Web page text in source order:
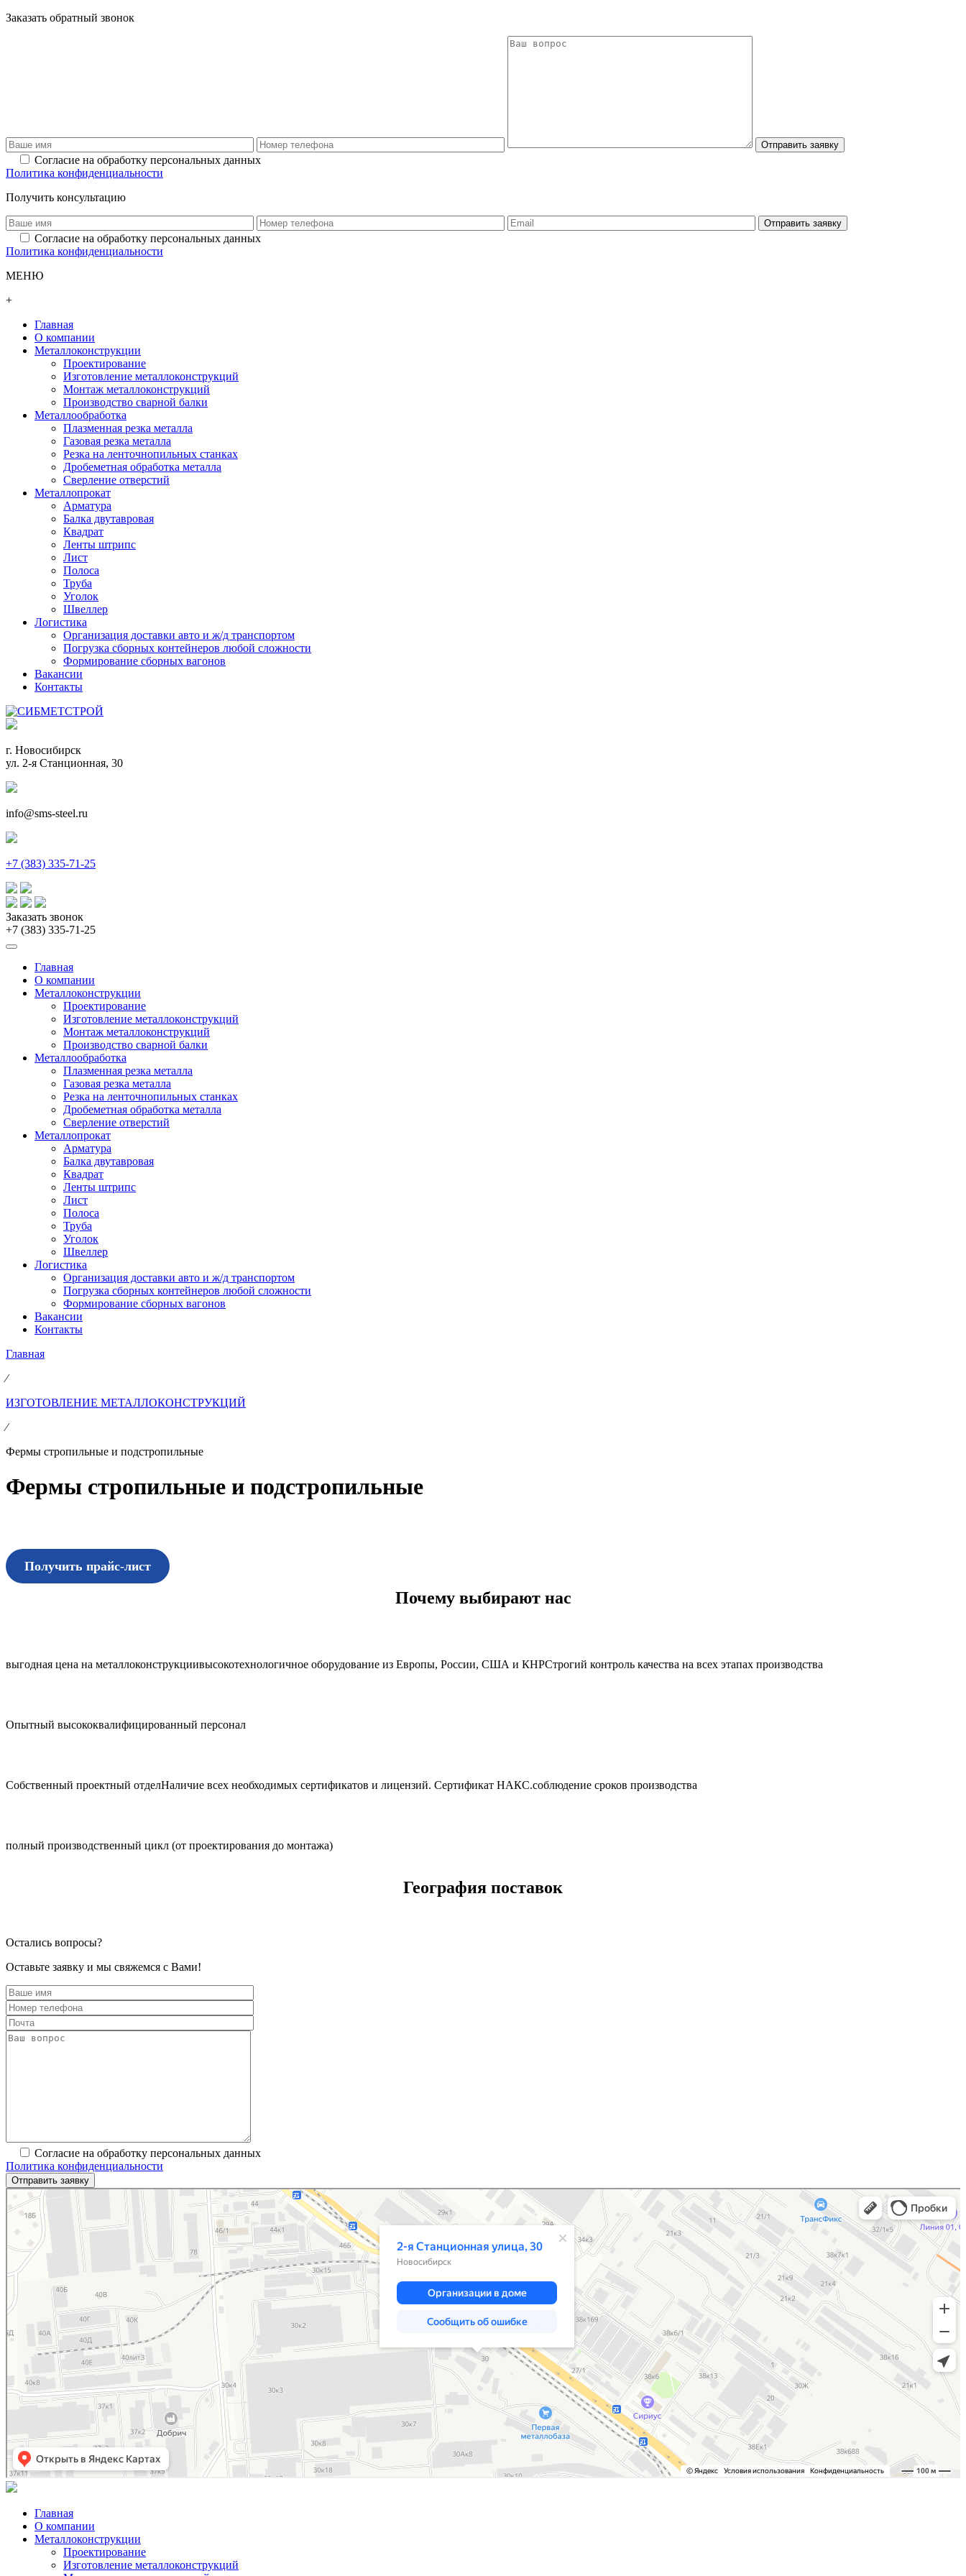
Заказать обратный звонок
Согласие на обработку персональных данных
Политика конфиденциальности
Получить консультацию
Согласие на обработку персональных данных
Политика конфиденциальности
МЕНЮ
+
Главная
О компании
Металлоконструкции
Проектирование
Изготовление металлоконструкций
Монтаж металлоконструкций
Производство сварной балки
Металлообработка
Плазменная резка металла
Газовая резка металла
Резка на ленточнопильных станках
Дробеметная обработка металла
Сверление отверстий
Металлопрокат
Арматура
Балка двутавровая
Квадрат
Ленты штрипс
Лист
Полоса
Труба
Уголок
Швеллер
Логистика
Организация доставки авто и ж/д транспортом
Погрузка сборных контейнеров любой сложности
Формирование сборных вагонов
Вакансии
Контакты
г. Новосибирск
ул. 2-я Станционная, 30
info@sms-steel.ru
+7 (383) 335-71-25
Заказать звонок
+7 (383) 335-71-25
Главная
О компании
Металлоконструкции
Проектирование
Изготовление металлоконструкций
Монтаж металлоконструкций
Производство сварной балки
Металлообработка
Плазменная резка металла
Газовая резка металла
Резка на ленточнопильных станках
Дробеметная обработка металла
Сверление отверстий
Металлопрокат
Арматура
Балка двутавровая
Квадрат
Ленты штрипс
Лист
Полоса
Труба
Уголок
Швеллер
Логистика
Организация доставки авто и ж/д транспортом
Погрузка сборных контейнеров любой сложности
Формирование сборных вагонов
Вакансии
Контакты
Главная
⁄
ИЗГОТОВЛЕНИЕ МЕТАЛЛОКОНСТРУКЦИЙ
⁄
Фермы стропильные и подстропильные
Фермы стропильные и подстропильные
Получить прайс-лист
Почему выбирают нас
выгодная цена на металлоконструкциивысокотехнологичное оборудование из Европы, России, США и КНРСтрогий контроль качества на всех этапах производства
Опытный высококвалифицированный персонал
Собственный проектный отделНаличие всех необходимых сертификатов и лицензий. Сертификат НАКС.соблюдение сроков производства
полный производственный цикл (от проектирования до монтажа)
География поставок
Остались вопросы?
Оставьте заявку и мы свяжемся с Вами!
Согласие на обработку персональных данных
Политика конфиденциальности
Коростень
2-я Станционная улица, 30 — Яндекс.Карты
Главная
О компании
Металлоконструкции
Проектирование
Изготовление металлоконструкций